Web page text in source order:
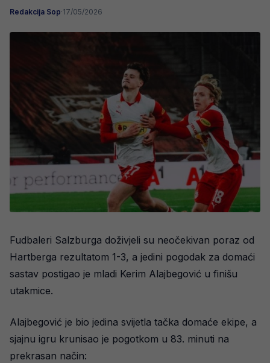
Redakcija Sop·17/05/2026
Fudbaleri Salzburga doživjeli su neočekivan poraz od
Hartberga rezultatom 1-3, a jedini pogodak za domaći
sastav postigao je mladi Kerim Alajbegović u finišu
utakmice.
Alajbegović je bio jedina svijetla tačka domaće ekipe, a
sjajnu igru krunisao je pogotkom u 83. minuti na
prekrasan način: